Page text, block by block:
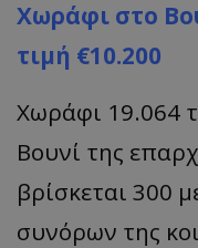
Χωράφι στο
τιμή €10.200
Χωράφι 19.064
Βουνί της
βρίσκεται 300
συνόρων της
λειτουργίες
και τη
μπορεί να
απαραίτητα